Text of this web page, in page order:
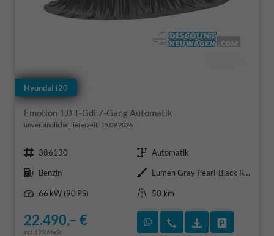
Hyundai i20
Emotion 1.0 T-Gdi 7-Gang Automatik
unverbindliche Lieferzeit: 15.09.2026
Fahrzeugnr. 386130 Getriebe Automatik
Kraftstoff Benzin Außenfarbe
Lumen Gray Pearl-Black Roof
Leistung
66 kW (90 PS) Kilometerstand 50 km
22.490,– €
incl. 19% MwSt.
Rückruf vereinbaren
Wir rufen Sie an